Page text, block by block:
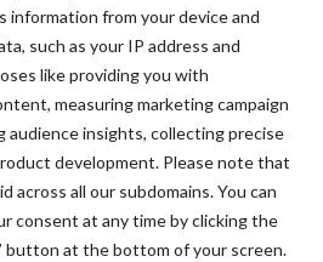
information from your device and
such as your IP address and
like providing you with
measuring marketing campaign
audience insights, collecting precise
development. Please note that
across all our subdomains. You can
consent at any time by clicking the
button at the bottom of your screen.